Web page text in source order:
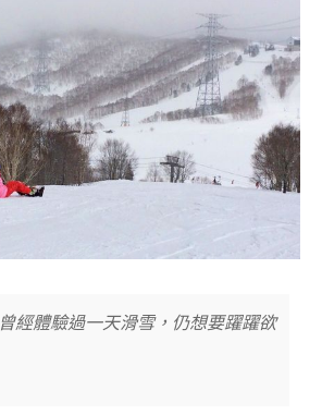
經體驗過一天滑雪，仍想要躍躍欲